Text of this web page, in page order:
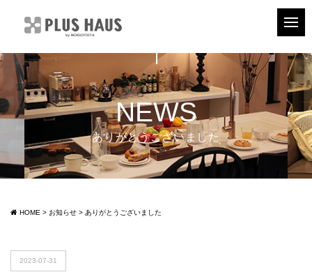
NEWS
ありがとうございました
HOME > お知らせ > ありがとうございました
2023-07-31